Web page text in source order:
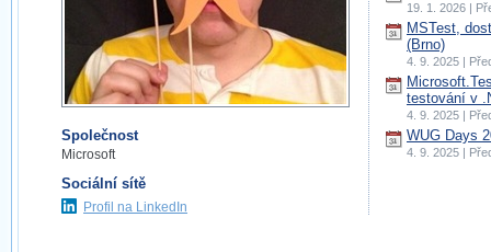
Společnost
Microsoft
Sociální sítě
Profil na LinkedIn
19. 1. 2026 |
MSTest,
(Brno)
4. 9. 2025 |
testování v
4. 9. 2025 |
WUG Days
4. 9. 2025 |